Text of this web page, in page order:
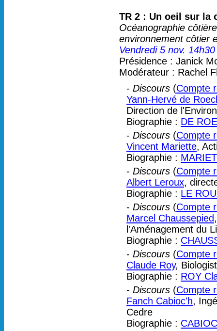
TR 2 : Un oeil sur la
Océanographie
environnement côtier
Vendredi 5 nov. 14h30
Présidence : Janick
Modérateur : Rachel
- Discours (Compte
Yann-Hervé de
Direction de
Biographie : DE
- Discours (Compte
Vincent Mariette,
Biographie :
- Discours (Compte
Albert Leroux,
Biographie : LE
- Discours (Compte
Marcel Chaussepied
l'Aménagement du
Biographie :
- Discours (Compte
Claude Roy,
Biographie : ROY
- Discours (Compte
Fanch Cabioc'h,
Cedre
Biographie :